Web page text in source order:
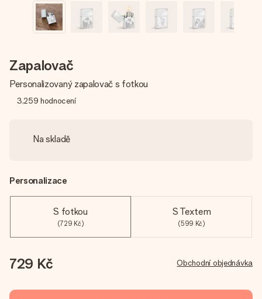
Zapalovač
Personalizovaný zapalovač s fotkou
3,259 hodnocení
Na skladě
Personalizace
S fotkou
(729 Kč)
S Textem
(599 Kč)
729 Kč Obchodní objednávka